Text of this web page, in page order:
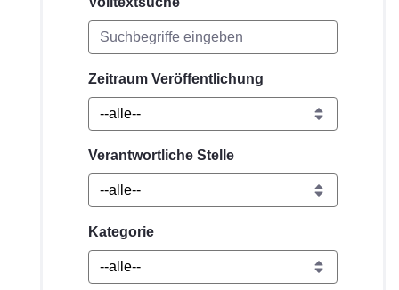
Zeitraum Veröffentlichung
Verantwortliche Stelle
Kategorie